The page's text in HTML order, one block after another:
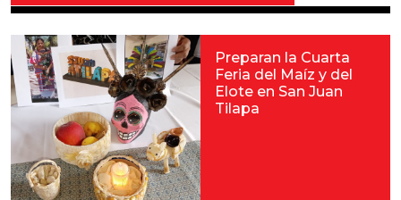
Preparan la Cuarta
Feria del Maíz y del
Elote en San Juan
Tilapa